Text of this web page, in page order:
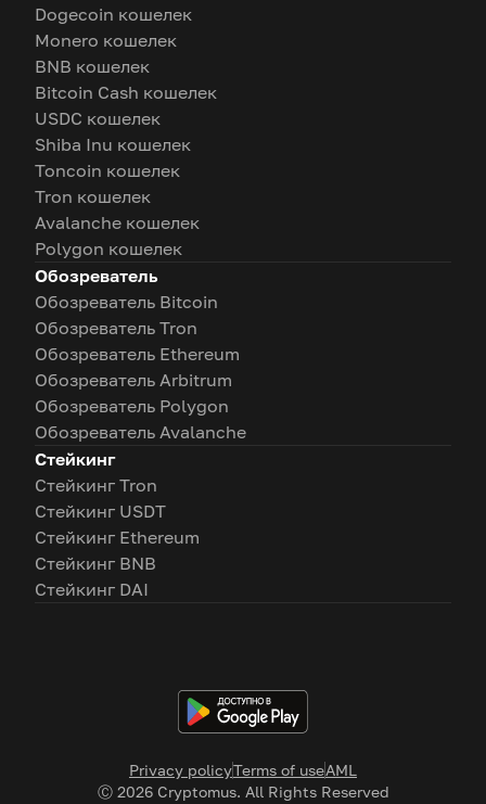
Privacy policyTerms of useAML
Ⓒ 2026Cryptomus. All Rights Reserved
Dogecoin кошелек
Monero кошелек
BNB кошелек
Bitcoin Cash кошелек
USDC кошелек
Shiba Inu кошелек
Toncoin кошелек
Tron кошелек
Avalanche кошелек
Polygon кошелек
Обозреватель
Обозреватель Bitcoin
Обозреватель Tron
Обозреватель Ethereum
Обозреватель Arbitrum
Обозреватель Polygon
Обозреватель Avalanche
Стейкинг
Стейкинг Tron
Стейкинг USDT
Стейкинг Ethereum
Стейкинг BNB
Стейкинг DAI